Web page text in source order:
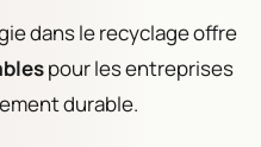
dans le recyclage offre
pour les entreprises
durable.